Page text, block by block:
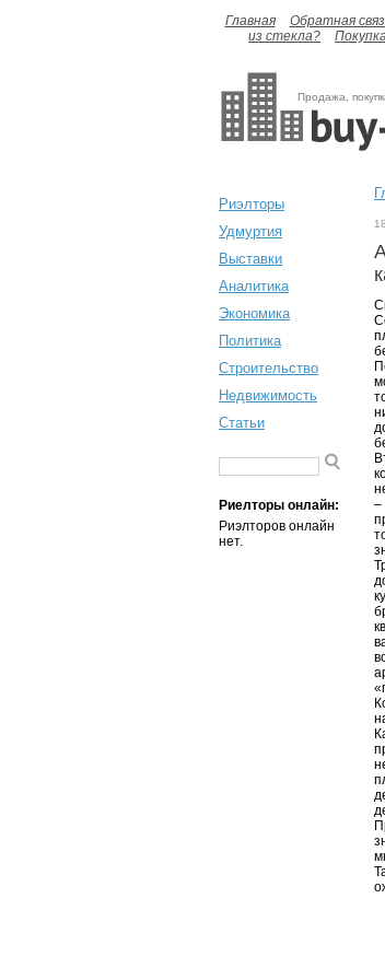
Главная Обратная
из стекла?
Продажа,
Риэлторы
Удмуртия
Выставки
Аналитика
Экономика
Политика
Строительство
Недвижимость
Статьи
Риелторы онлайн:
Риэлторов онлайн
нет.
–